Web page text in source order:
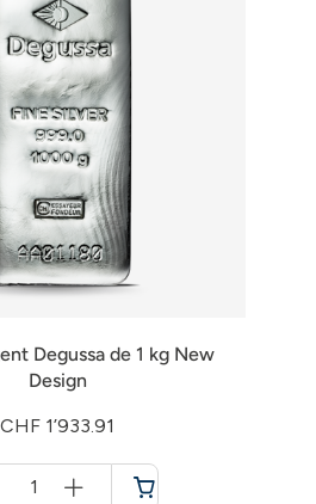
Degussa de 1 kg New
Design
CHF 1’933.91